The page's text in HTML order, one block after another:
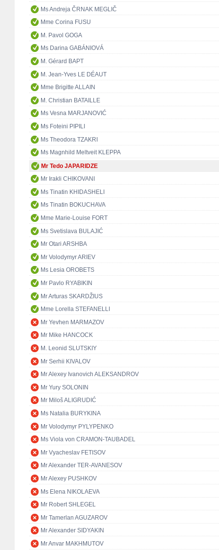
Ms Andreja ČRNAK MEGLIČ
Mme Corina FUSU
M. Pavol GOGA
Ms Darina GABÁNIOVÁ
M. Gérard BAPT
M. Jean-Yves LE DÉAUT
Mme Brigitte ALLAIN
M. Christian BATAILLE
Ms Vesna MARJANOVIĆ
Ms Foteini PIPILI
Ms Theodora TZAKRI
Ms Magnhild Meltveit KLEPPA
Mr Tedo JAPARIDZE
Mr Irakli CHIKOVANI
Ms Tinatin KHIDASHELI
Ms Tinatin BOKUCHAVA
Mme Marie-Louise FORT
Ms Svetislava BULAJIĆ
Mr Otari ARSHBA
Mr Volodymyr ARIEV
Ms Lesia OROBETS
Mr Pavlo RYABIKIN
Mr Arturas SKARDŽIUS
Mme Lorella STEFANELLI
Mr Yevhen MARMAZOV
Mr Mike HANCOCK
M. Leonid SLUTSKIY
Mr Serhii KIVALOV
Mr Alexey Ivanovich ALEKSANDROV
Mr Yury SOLONIN
Mr Miloš ALIGRUDIĆ
Ms Natalia BURYKINA
Mr Volodymyr PYLYPENKO
Ms Viola von CRAMON-TAUBADEL
Mr Vyacheslav FETISOV
Mr Alexander TER-AVANESOV
Mr Alexey PUSHKOV
Ms Elena NIKOLAEVA
Mr Robert SHLEGEL
Mr Tamerlan AGUZAROV
Mr Alexander SIDYAKIN
Mr Anvar MAKHMUTOV